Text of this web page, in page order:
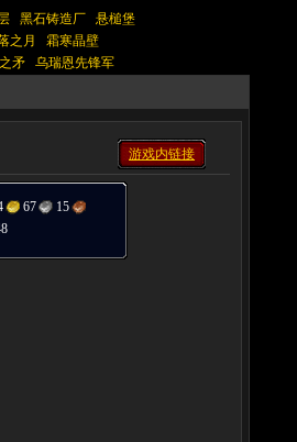
黑石铸造厂
悬槌堡
之月
霜寒晶壁
矛 乌瑞恩先锋军
游戏内链接
67
15